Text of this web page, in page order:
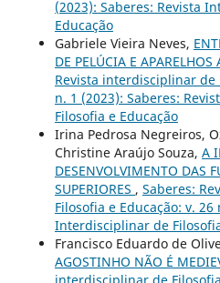
(2023): Saberes: Revista
Educação
Gabriele Vieira Neves,
DE PELÚCIA E APARELHOS
Revista interdisciplinar de
n. 1 (2023): Saberes:
Filosofia e Educação
Irina Pedrosa Negreiros,
Christine Araújo Souza, A
DESENVOLVIMENTO DAS
SUPERIORES , Saberes:
Filosofia e Educação: v.
Interdisciplinar de
Francisco Eduardo de
AGOSTINHO NÃO É